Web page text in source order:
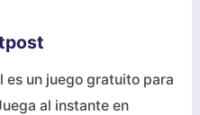
es un juego gratuito para
al instante en